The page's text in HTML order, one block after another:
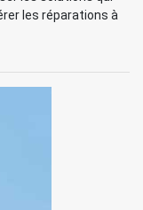
les réparations à